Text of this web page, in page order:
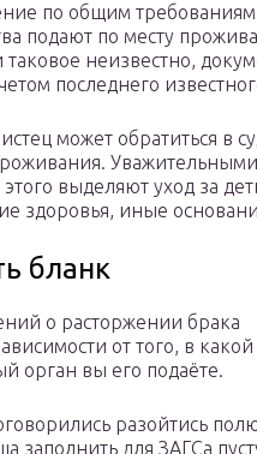
по общим требованиям
подают по месту
таковое неизвестно,
последнего
может обратиться в
Уважительными
выделяют уход за
здоровья, иные
бланк
о расторжении брака
от того, в какой
орган вы его подаёте.
разойтись
заполнить для ЗАГСа